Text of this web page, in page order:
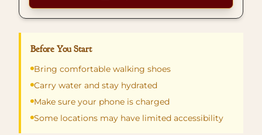
Before You Start
Bring comfortable walking shoes
Carry water and stay hydrated
Make sure your phone is charged
Some locations may have limited accessibility